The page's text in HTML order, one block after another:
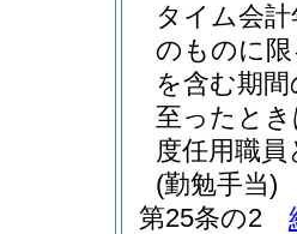
タイム会
のものに
を含む期
至ったと
度任用職
(勤勉手当)
第25条の2